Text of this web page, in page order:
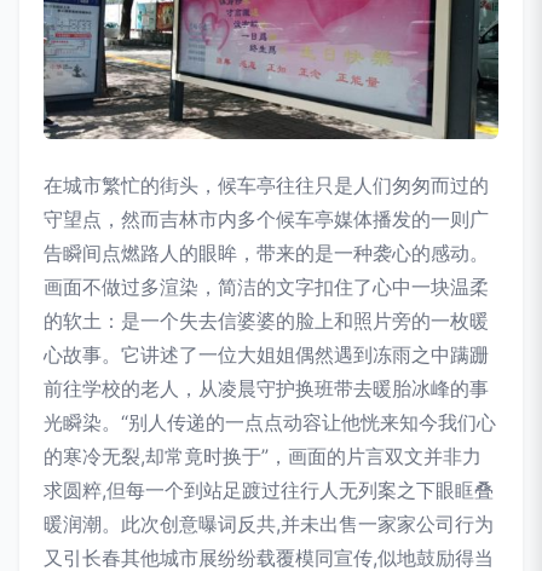
在城市繁忙的街头，候车亭往往只是人们匆匆而过的
守望点，然而吉林市内多个候车亭媒体播发的一则广
告瞬间点燃路人的眼眸，带来的是一种袭心的感动。
画面不做过多渲染，简洁的文字扣住了心中一块温柔
的软土：是一个失去信婆婆的脸上和照片旁的一枚暖
心故事。它讲述了一位大姐姐偶然遇到冻雨之中蹒跚
前往学校的老人，从凌晨守护换班带去暖胎冰峰的事
光瞬染。“别人传递的一点点动容让他恍来知今我们心
的寒冷无裂,却常竟时换于”，画面的片言双文并非力
求圆粹,但每一个到站足踱过往行人无列案之下眼眶叠
暖润潮。此次创意曝词反共,并未出售一家家公司行为
又引长春其他城市展纷纷载覆模同宣传,似地鼓励得当